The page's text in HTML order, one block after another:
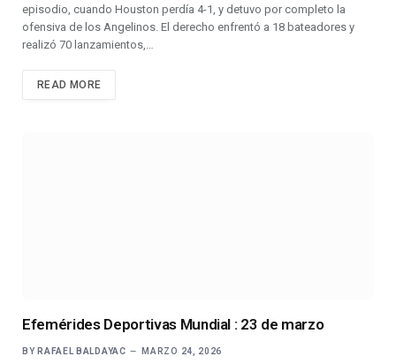
episodio, cuando Houston perdía 4-1, y detuvo por completo la
ofensiva de los Angelinos. El derecho enfrentó a 18 bateadores y
realizó 70 lanzamientos,…
READ MORE
Efemérides Deportivas Mundial : 23 de marzo
BY RAFAEL BALDAYAC MARZO 24, 2026